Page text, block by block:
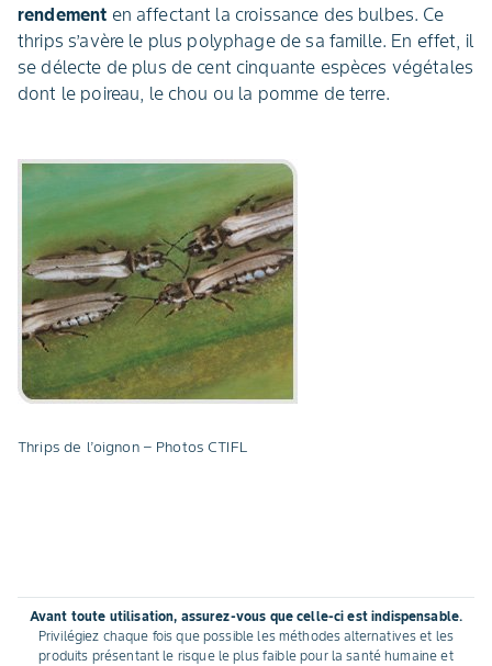
rendement en affectant la croissance des bulbes. Ce
thrips s’avère le plus polyphage de sa famille. En effet, il
se délecte de plus de cent cinquante espèces végétales
dont le poireau, le chou ou la pomme de terre.
Thrips de l’oignon – Photos CTIFL
Avant toute utilisation, assurez-vous que celle-ci est indispensable.
Privilégiez chaque fois que possible les méthodes alternatives et les
produits présentant le risque le plus faible pour la santé humaine et